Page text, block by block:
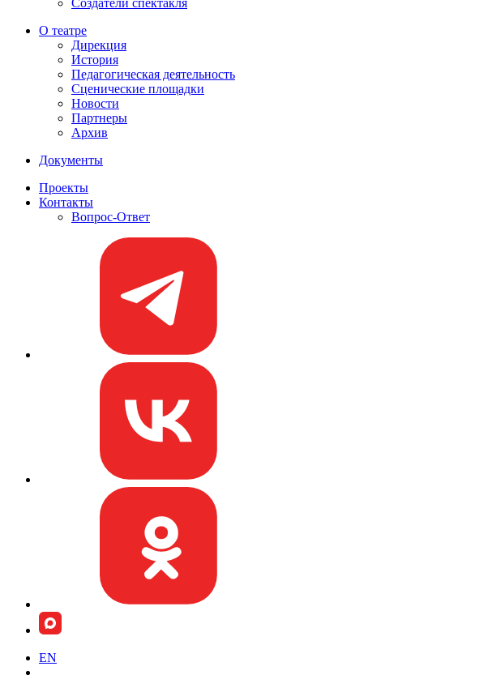
Создатели спектакля
О театре
Дирекция
История
Педагогическая деятельность
Сценические площадки
Новости
Партнеры
Архив
Документы
Проекты
Контакты
Вопрос-Ответ
EN